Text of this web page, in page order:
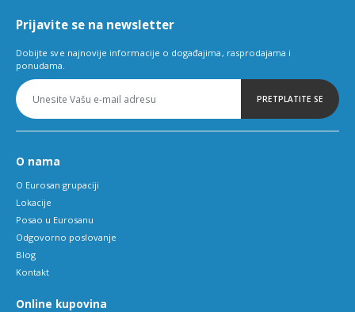
Prijavite se na newsletter
Dobijte sve najnovije informacije o događajima, rasprodajama i
ponudama.
PRETPLATITE SE
O nama
O Eurosan grupaciji
Lokacije
Posao u Eurosanu
Odgovorno poslovanje
Blog
Kontakt
Online kupovina